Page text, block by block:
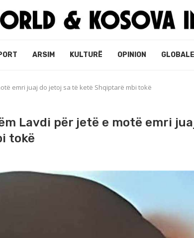
ARSIM KULTURË OPINION GLOBALE
emri juaj do jetoj sa të ketë Shqiptarë mbi tokë
Lavdi për jetë e motë emri
tokë